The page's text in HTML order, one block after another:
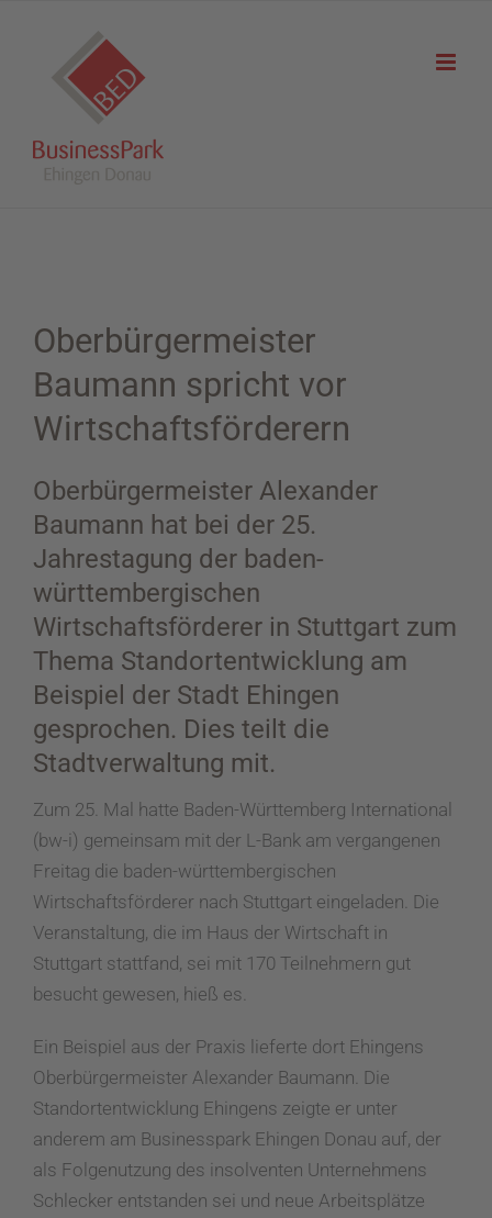
springen
Oberbürgermeister
Baumann spricht vor
Wirtschaftsförderern
Oberbürgermeister Alexander
Baumann hat bei der 25.
Jahrestagung der baden-
württembergischen
Wirtschaftsförderer in Stuttgart zum
Thema Standortentwicklung am
Beispiel der Stadt Ehingen
gesprochen. Dies teilt die
Stadtverwaltung mit.
Zum 25. Mal hatte Baden-Württemberg International
(bw-i) gemeinsam mit der L-Bank am vergangenen
Freitag die baden-württembergischen
Wirtschaftsförderer nach Stuttgart eingeladen. Die
Veranstaltung, die im Haus der Wirtschaft in
Stuttgart stattfand, sei mit 170 Teilnehmern gut
besucht gewesen, hieß es.
Ein Beispiel aus der Praxis lieferte dort Ehingens
Oberbürgermeister Alexander Baumann. Die
Standortentwicklung Ehingens zeigte er unter
anderem am Businesspark Ehingen Donau auf, der
als Folgenutzung des insolventen Unternehmens
Schlecker entstanden sei und neue Arbeitsplätze